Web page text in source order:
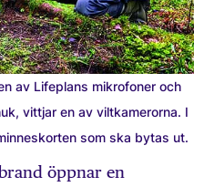
av Lifeplans mikrofoner och
vittjar en av viltkamerorna. I
som ska bytas ut.
öppnar en